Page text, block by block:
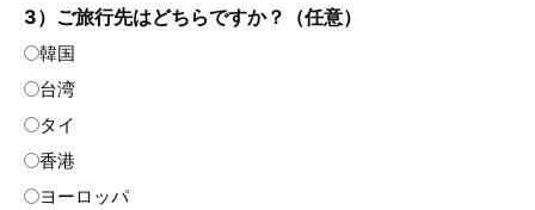
3）ご旅行先はどちらですか？（任意）
韓国
台湾
タイ
香港
ヨーロッパ